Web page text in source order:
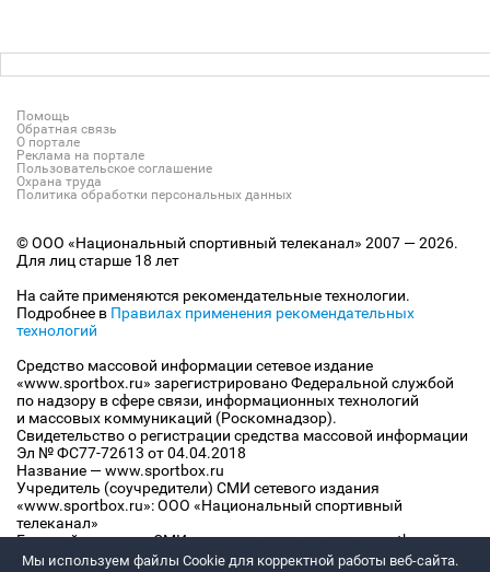
Помощь
Обратная связь
О портале
Реклама на портале
Пользовательское соглашение
Охрана труда
Политика обработки персональных данных
© ООО «Национальный спортивный телеканал» 2007 — 2026.
Для лиц старше 18 лет
На сайте применяются рекомендательные технологии.
Подробнее в Правилах применения рекомендательных
технологий
Средство массовой информации сетевое издание
«www.sportbox.ru» зарегистрировано Федеральной службой
по надзору в сфере связи, информационных технологий
и массовых коммуникаций (Роскомнадзор).
Свидетельство о регистрации средства массовой информации
Эл № ФС77-72613 от 04.04.2018
Название — www.sportbox.ru
Учредитель (соучредители) СМИ сетевого издания
«www.sportbox.ru»: ООО «Национальный спортивный
телеканал»
Главный редактор СМИ сетевого издания «www.sportbox.ru»:
Конов В.А.
Мы используем файлы Сookie для корректной работы веб-сайта.